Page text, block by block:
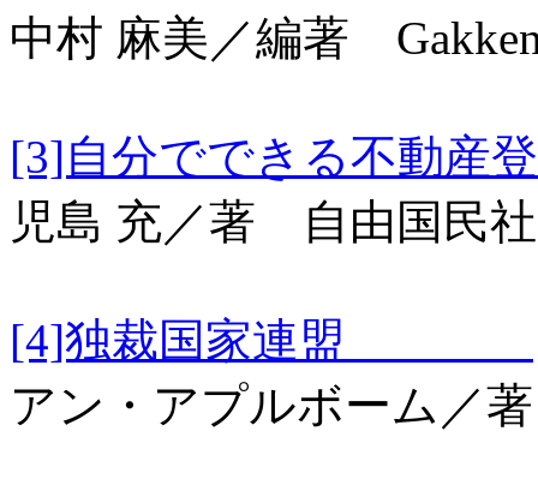
中村 麻美／編著
[3]自分でできる不
児島 充／著 自由国民社
[4]独裁国家連盟
アン・アプルボーム／